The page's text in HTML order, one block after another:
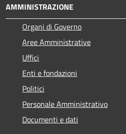
AMMINISTRAZIONE
Organi di Governo
Aree Amministrative
Uffici
Enti e fondazioni
Politici
Personale Amministrativo
Documenti e dati